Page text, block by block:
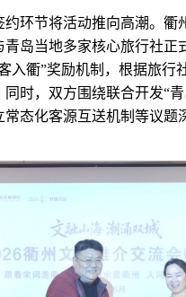
节将活动推向高潮。衢
青岛当地多家核心旅行社正
入衢”奖励机制，根据旅行
同时，双方围绕联合开发“
常态化客源互送机制等议题